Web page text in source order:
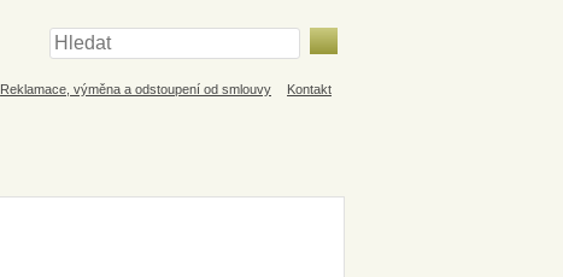
Reklamace, výměna a odstoupení od smlouvy Kontakt